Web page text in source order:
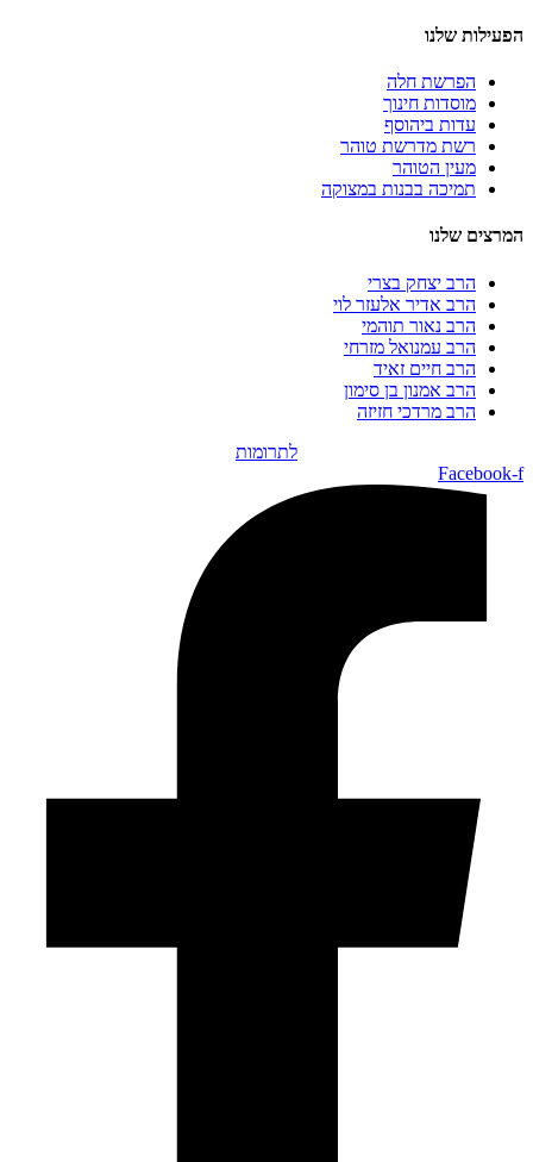
הפעילות שלנו
הפרשת חלה
מוסדות חינוך
עדות ביהוסף
רשת מדרשת טוהר
מעין הטוהר
תמיכה בבנות במצוקה
המרצים שלנו
הרב יצחק בצרי
הרב אדיר אלעזר לוי
הרב נאור תוהמי
הרב עמנואל מזרחי
הרב חיים זאיד
הרב אמנון בן סימון
הרב מרדכי חזיזה
לתרומות
Facebook-f